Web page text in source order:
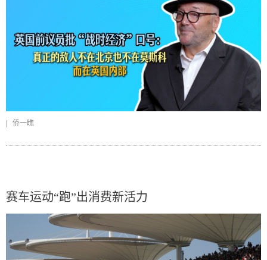
| 侨一瞧
赛车运动“跑”出消费新活力